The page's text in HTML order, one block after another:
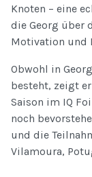
Knoten – eine
die Georg über
Motivation und
Obwohl in
besteht, zeigt
Saison im IQ
noch
und die
Vilamoura,